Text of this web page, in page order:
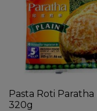
Pasta Roti Paratha
320g